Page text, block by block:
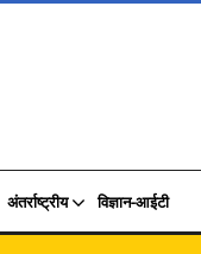
अंतर्राष्ट्रीय विज्ञान-आईटी